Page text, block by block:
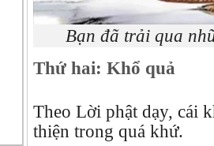
Bạn đã trải qua
Thứ hai: Khổ quả
Theo Lời phật dạy, cái
thiện trong quá khứ.